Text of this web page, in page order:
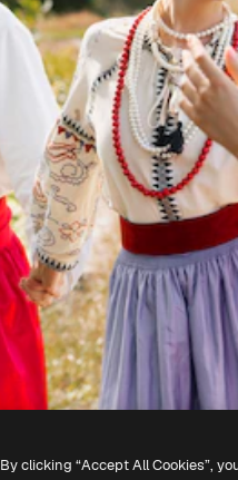
By clicking “Accept All Cookies”,